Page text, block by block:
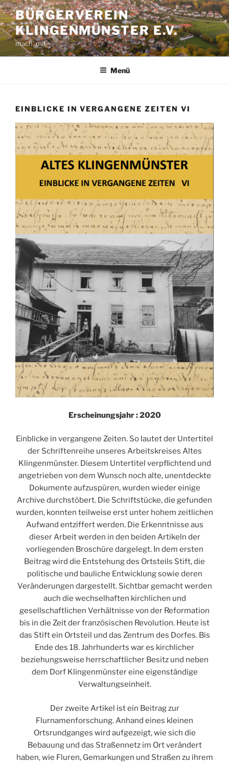
Zum
Inhalt
springen
BÜRGERVEREIN
KLINGENMÜNSTER E.V.
mach' mit
Menü
EINBLICKE IN VERGANGENE ZEITEN VI
Erscheinungsjahr : 2020
Einblicke in vergangene Zeiten. So lautet der Untertitel
der Schriftenreihe unseres Arbeitskreises Altes
Klingenmünster. Diesem Untertitel verpflichtend und
angetrieben von dem Wunsch noch alte, unentdeckte
Dokumente aufzuspüren, wurden wieder einige
Archive durchstöbert. Die Schriftstücke, die gefunden
wurden, konnten teilweise erst unter hohem zeitlichen
Aufwand entziffert werden. Die Erkenntnisse aus
dieser Arbeit werden in den beiden Artikeln der
vorliegenden Broschüre dargelegt. In dem ersten
Beitrag wird die Entstehung des Ortsteils Stift, die
politische und bauliche Entwicklung sowie deren
Veränderungen dargestellt. Sichtbar gemacht werden
auch die wechselhaften kirchlichen und
gesellschaftlichen Verhältnisse von der Reformation
bis in die Zeit der französischen Revolution. Heute ist
das Stift ein Ortsteil und das Zentrum des Dorfes. Bis
Ende des 18. Jahrhunderts war es kirchlicher
beziehungsweise herrschaftlicher Besitz und neben
dem Dorf Klingenmünster eine eigenständige
Verwaltungseinheit.
Der zweite Artikel ist ein Beitrag zur
Flurnamenforschung. Anhand eines kleinen
Ortsrundganges wird aufgezeigt, wie sich die
Bebauung und das Straßennetz im Ort verändert
haben, wie Fluren, Gemarkungen und Straßen zu ihrem